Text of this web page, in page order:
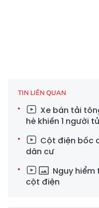
TIN LIÊN QUAN
Xe bán tải
hè khiến 1 người
Cột điện bốc
dân cư
Nguy
cột điện